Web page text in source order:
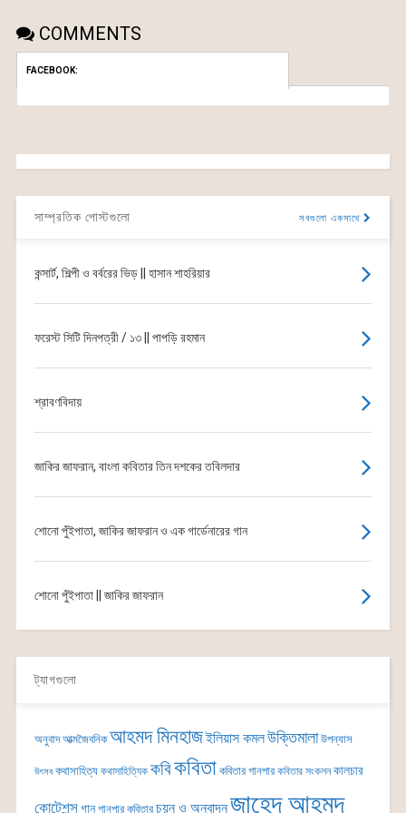
COMMENTS
FACEBOOK:
সাম্প্রতিক পোস্টগুলো সবগুলো একসাথে
কন্সার্ট, শিল্পী ও বর্বরের ভিড় || হাসান শাহরিয়ার
ফরেস্ট সিটি দিনপত্রী / ১৩ || পাপড়ি রহমান
শ্রাবণবিদায়
জাকির জাফরান, বাংলা কবিতার তিন দশকের তবিলদার
শোনো পুঁইপাতা, জাকির জাফরান ও এক গার্ডেনারের গান
শোনো পুঁইপাতা || জাকির জাফরান
ট্যাগগুলো
অনুবাদ আত্মজৈবনিক আহমদ মিনহাজইলিয়াস কমলউক্তিমালা উপন্যাস
উৎসব কথাসাহিত্য কথাসাহিত্যিক কবিকবিতা কবিতার গানপার কবিতার সংকলন কালচার
কোটেশন্সগান গানপার কবিতার চয়ন ও অনুবাদনজাহেদ আহমদ